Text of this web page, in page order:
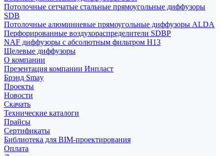
Потолочные сетчатые стальные прямоугольные диффузоры
SDB
Потолочные алюминиевые прямоугольные диффузоры ALDA
Перфорированные воздухораспределители SDBP
NAF диффузоры с абсолютным фильтром Н13
Щелевые диффузоры
О компании
Презентация компании Инпласт
Брэнд Smay
Проекты
Новости
Скачать
Технические каталоги
Прайсы
Сертификаты
Библиотека для BIM-проектирования
Оплата